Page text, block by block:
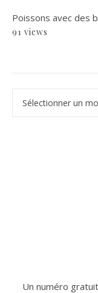
Poissons avec des
91 views
Un numéro